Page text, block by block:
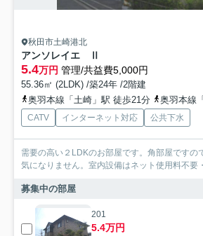
秋田市土崎港北
アンソレイエ Ⅱ
5.4万円 管理/共益費5,000円
55.36㎡ (2LDK) /築24年 /2階建
奥羽本線「土崎」駅 徒歩21分
奥羽本線
CATV インターネット対応 公共下水
需要の高い２LDKのお部屋です。角部屋ですの
気になりません。室内設備はネット使用料不要
募集中の部屋
201
5.4万円